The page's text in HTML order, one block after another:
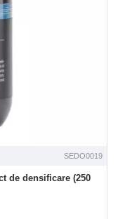
SEDO0019
de densificare (250